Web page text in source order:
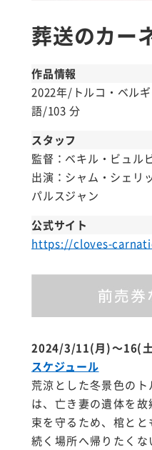
葬送のカー
作品情報
2022年/トルコ・ベル
語/103 分
スタッフ
監督：ベキル・ビュル
出演：シャム・シェリ
パルスジャン
公式サイト
https://cloves-
2024/3/11(月)～16(
スケジュール
荒涼とした冬景色の
は、亡き妻の遺体を
束を守るため、棺と
続く場所へ帰りたくな